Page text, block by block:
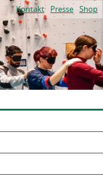
Kontakt Presse Shop